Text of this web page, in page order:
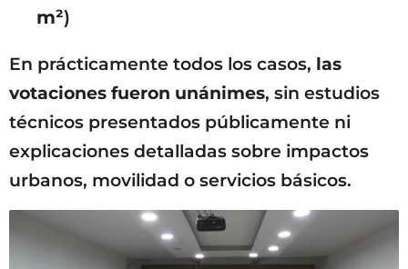
m²)
En prácticamente todos los casos, las
votaciones fueron unánimes, sin estudios
técnicos presentados públicamente ni
explicaciones detalladas sobre impactos
urbanos, movilidad o servicios básicos.